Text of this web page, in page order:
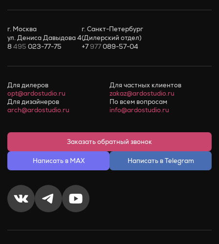
г. Москва
ул. Дениса Давыдова 4
8495 023-77-75
г. Санкт-Петербург
(Дилерский отдел)
+7977089-57-04
Для дилеров
opt@ardostudio.ru
Для частных клиентов
zakaz@ardostudio.ru
Для дизайнеров
arch@ardostudio.ru
По всем вопросам
info@ardostudio.ru
Заказать обратный звонок
Написать в MAX Написать в Telegram